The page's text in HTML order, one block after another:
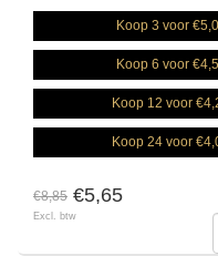
Koop 3 voor
Koop 6 voor
Koop 12 voor
Koop 24 voor
€8,85 €5,65
Excl. btw